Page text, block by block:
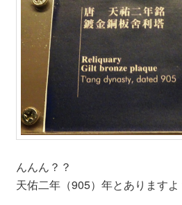
んんん？？
天佑二年（905）年とあります